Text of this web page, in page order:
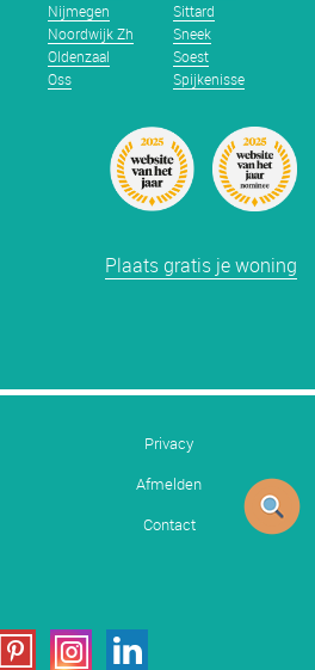
Nijmegen
Noordwijk Zh
Oldenzaal
Oss
Sittard
Sneek
Soest
Spijkenisse
Plaats gratis je woning
Privacy
Afmelden
Contact